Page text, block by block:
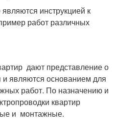
инструкцией к
работ различных
дают представление о
и являются основанием для
работ. По назначению и
квартир
и монтажные.